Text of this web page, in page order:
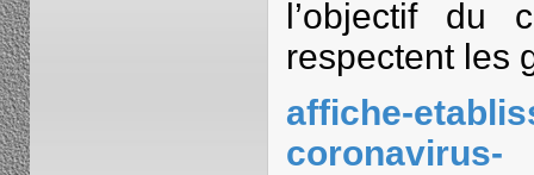
l’objectif du
respectent les
affiche-
coronavirus-